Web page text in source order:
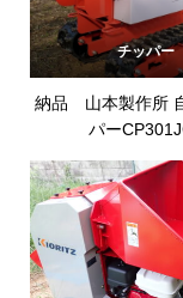
チッパー
納品 山本製作所
パー